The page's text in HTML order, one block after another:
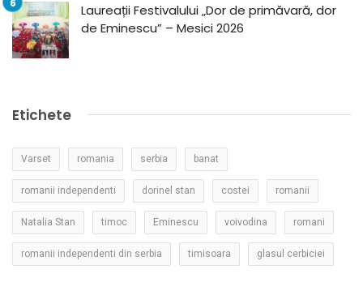
Laureații Festivalului „Dor de primăvară, dor
de Eminescu” – Mesici 2026
Etichete
Varset romania serbia banat
romanii independenti dorinel stan costei romanii
Natalia Stan timoc Eminescu voivodina romani
romanii independenti din serbia timisoara glasul cerbiciei